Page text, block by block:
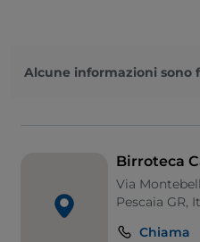
Alcune informazioni sono
Birroteca
Via
Pescaia GR,
Chiama